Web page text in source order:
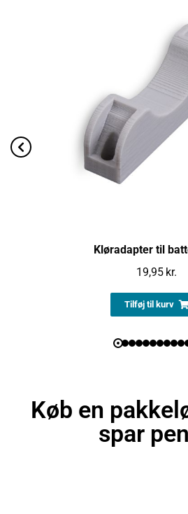
Kløradapter til
19,95 kr.
Tilføj til kurv
Køb en
spar